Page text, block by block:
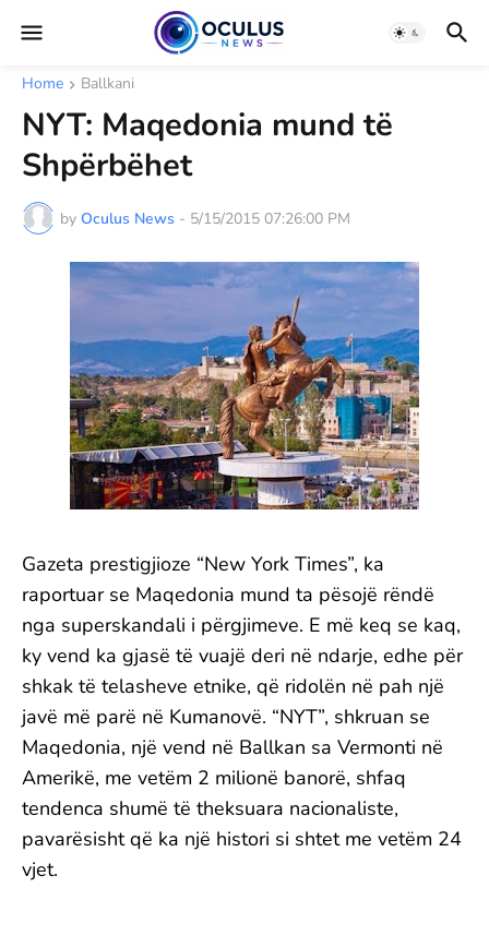
Home Ballkani
NYT: Maqedonia mund të
Shpërbëhet
by Oculus News - 5/15/2015 07:26:00 PM
Gazeta prestigjioze “New York Times”, ka
raportuar se Maqedonia mund ta pësojë rëndë
nga superskandali i përgjimeve. E më keq se kaq,
ky vend ka gjasë të vuajë deri në ndarje, edhe për
shkak të telasheve etnike, që ridolën në pah një
javë më parë në Kumanovë. “NYT”, shkruan se
Maqedonia, një vend në Ballkan sa Vermonti në
Amerikë, me vetëm 2 milionë banorë, shfaq
tendenca shumë të theksuara nacionaliste,
pavarësisht që ka një histori si shtet me vetëm 24
vjet.